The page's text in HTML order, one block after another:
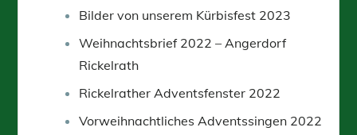
Bilder von unserem Kürbisfest 2023
Weihnachtsbrief 2022 – Angerdorf
Rickelrath
Rickelrather Adventsfenster 2022
Vorweihnachtliches Adventssingen 2022